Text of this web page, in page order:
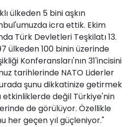
ülkeden 5 bini aşkın
icra ettik. Ekim
Türk Devletleri Teşkilatı 13.
ülkeden 100 binin üzerinde
Konferansları'nın 31'incisini
tarihlerinde NATO Liderler
şunu dikkatinize getirmek
etkinliklerde değil Türkiye'nin
de görülüyor. Özellikle
her geçen yıl güçleniyor."